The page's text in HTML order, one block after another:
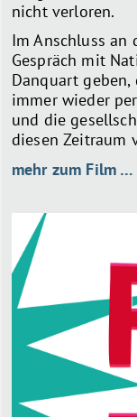
nicht verloren.
Im Anschluss
Gespräch mit
Danquart
immer wieder
und die
diesen Zeitraum
mehr zum Film …